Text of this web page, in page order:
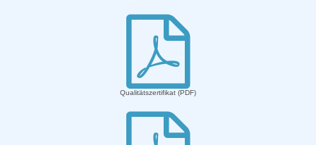

Qualitätszertifikat (PDF)